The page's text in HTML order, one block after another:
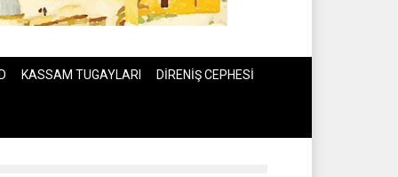
KASSAM TUGAYLARI DİRENİŞ CEPHESİ